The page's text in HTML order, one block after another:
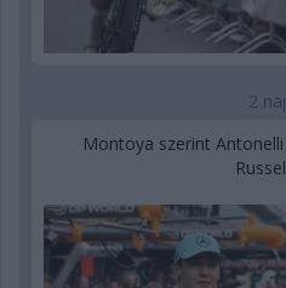
2
Montoya szerint